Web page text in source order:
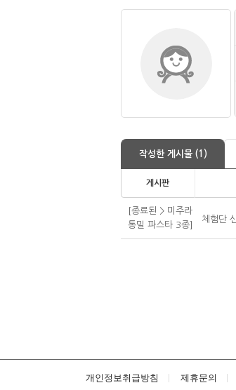
작성한 게시물 (1)
게시판
[종료된 > 미주라
통밀 파스타 3종]
체험단
개인정보취급방침 제휴문의